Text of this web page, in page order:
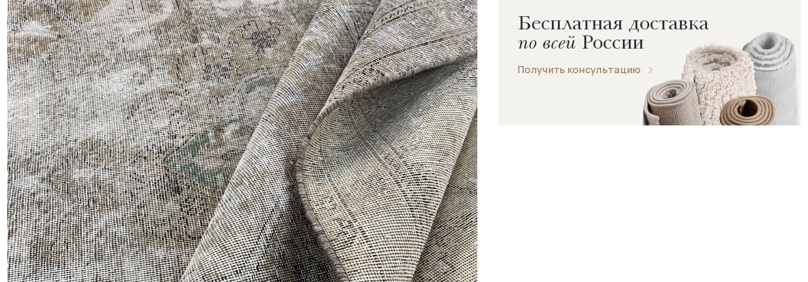
Бесплатная доставка
по всей России
Получить консультацию